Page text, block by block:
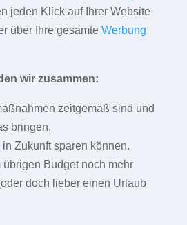
jeden Klick auf Ihrer Website
über Ihre gesamte Werbung
wir zusammen:
zeitgemäß sind und
bringen.
Zukunft sparen können.
Budget noch mehr
doch lieber einen Urlaub